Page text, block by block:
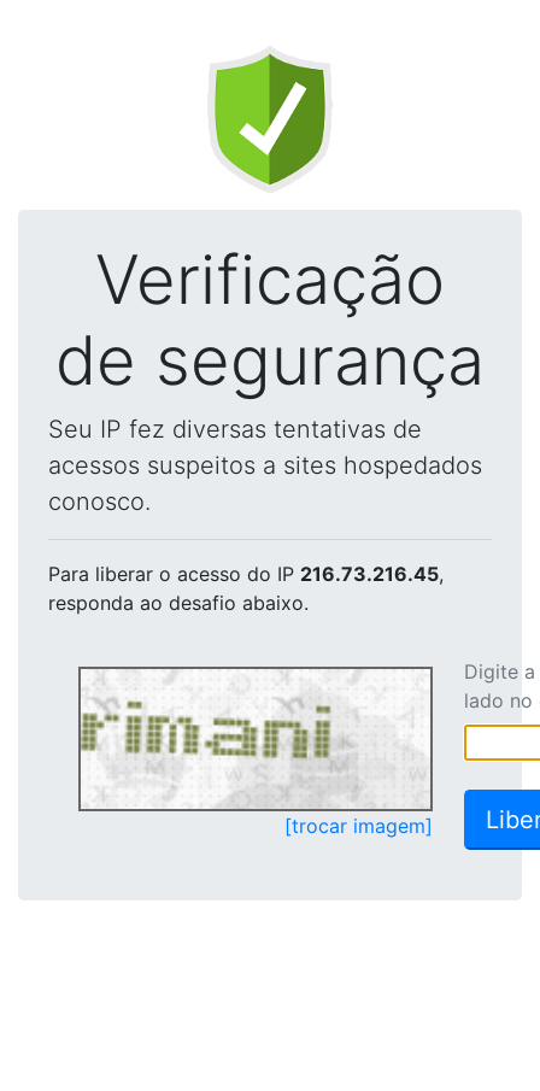
Verificação
de segurança
Seu IP fez diversas tentativas de
acessos suspeitos a sites hospedados
conosco.
Para liberar o acesso do IP 216.73.216.45,
responda ao desafio abaixo.
[trocar imagem]
Digite
lado no